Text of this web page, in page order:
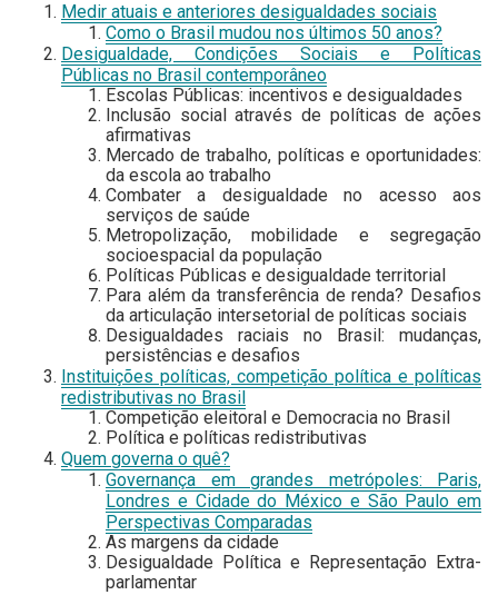
Medir atuais e anteriores desigualdades sociais
Como o Brasil mudou nos últimos 50 anos?
Desigualdade, Condições Sociais e Políticas
Públicas no Brasil contemporâneo
Escolas Públicas: incentivos e desigualdades
Inclusão social através de políticas de ações
afirmativas
Mercado de trabalho, políticas e oportunidades:
da escola ao trabalho
Combater a desigualdade no acesso aos
serviços de saúde
Metropolização, mobilidade e segregação
socioespacial da população
Políticas Públicas e desigualdade territorial
Para além da transferência de renda? Desafios
da articulação intersetorial de políticas sociais
Desigualdades raciais no Brasil: mudanças,
persistências e desafios
Instituições políticas, competição política e políticas
redistributivas no Brasil
Competição eleitoral e Democracia no Brasil
Política e políticas redistributivas
Quem governa o quê?
Governança em grandes metrópoles: Paris,
Londres e Cidade do México e São Paulo em
Perspectivas Comparadas
As margens da cidade
Desigualdade Política e Representação Extra-
parlamentar